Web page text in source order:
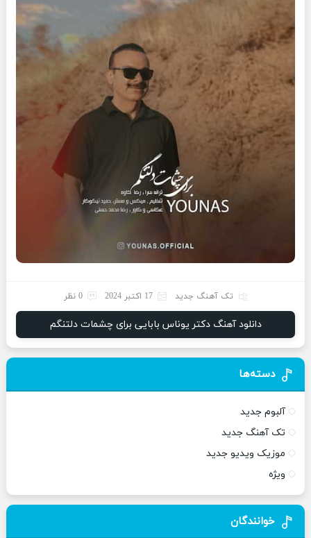
تک آهنگ جدید 17 اکتبر 2024 0 نظر
دانلود آهنگ دکتر یوناس بابایی برای چشمات دلتنگم
دسته‌ها
آلبوم جدید
تک آهنگ جدید
موزیک ویدیو جدید
ویژه
خوانندگان